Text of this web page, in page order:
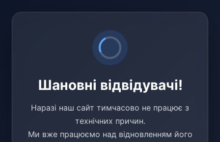
Шановні відвідувачі!
Наразі наш сайт тимчасово не працює з
технічних причин.
Ми вже працюємо над відновленням його